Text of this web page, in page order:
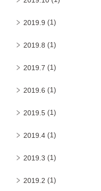
2019.9 (1)
2019.8 (1)
2019.7 (1)
2019.6 (1)
2019.5 (1)
2019.4 (1)
2019.3 (1)
2019.2 (1)